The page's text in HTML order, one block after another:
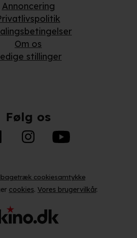
Annoncering
Om os
stillinger
Følg os
cookiesamtykke
cookies. Vores brugervilkår.